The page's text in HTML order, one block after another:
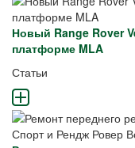
Новый Range Rover
платформе MLA
Статьи